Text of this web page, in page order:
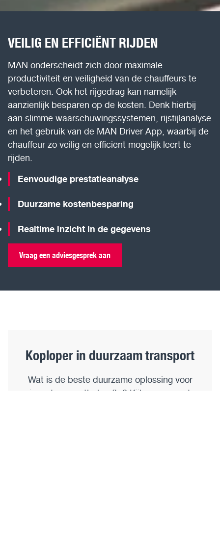
VEILIG EN EFFICIËNT RIJDEN
MAN onderscheidt zich door maximale
productiviteit en veiligheid van de chauffeurs te
verbeteren. Ook het rijgedrag kan namelijk
aanzienlijk besparen op de kosten. Denk hierbij
aan slimme waarschuwingssystemen, rijstijlanalyse
en het gebruik van de MAN Driver App, waarbij de
chauffeur zo veilig en efficiënt mogelijk leert te
rijden.
Eenvoudige prestatieanalyse
Duurzame kostenbesparing
Realtime inzicht in de gegevens
Vraag een adviesgesprek aan
Koploper in duurzaam transport
Wat is de beste duurzame oplossing voor
jouw transportbehoefte? Kijk samen met